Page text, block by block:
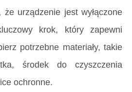
urządzenie jest wyłączone
krok, który zapewni
potrzebne materiały, takie
środek do czyszczenia
ochronne.